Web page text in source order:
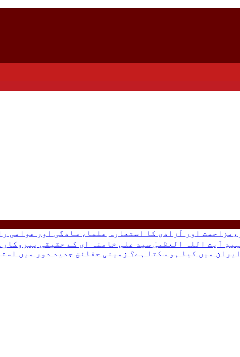
اور آزادی کا استعارہ علما، سادگی اور عوامی
آیت اللہ العظمیٰ سید علی خامنہ ای کے حقیقی
ایران میں کیا ہو سکتا ہے؟ زمینی حقائق جدید دور میں